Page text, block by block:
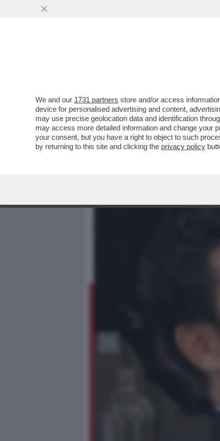
SESSO, SGARBI E
CONOSCESSE IL
VAI ALL'ARTICOLO
We and our 1731 partners store and/or access
device for personalised advertising and content,
may use precise geolocation data and identification
may access more detailed information and change your
your consent, but you have a right to object to such
by returning to this site and clicking the privacy policy